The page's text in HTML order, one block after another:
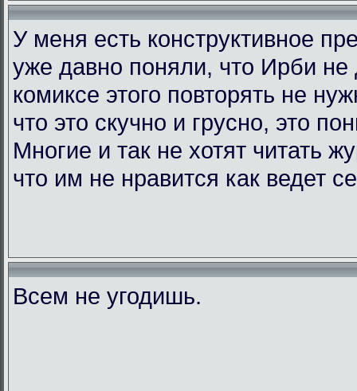
У меня есть конструктивное
уже давно поняли, что Ирби не
комиксе этого повторять не
что это скучно и грусно, это
Многие и так не хотят читать
что им не нравится как ведет
Всем не угодишь.